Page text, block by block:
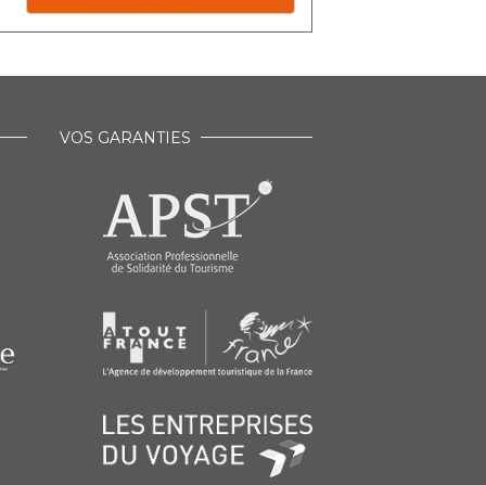
VOS GARANTIES